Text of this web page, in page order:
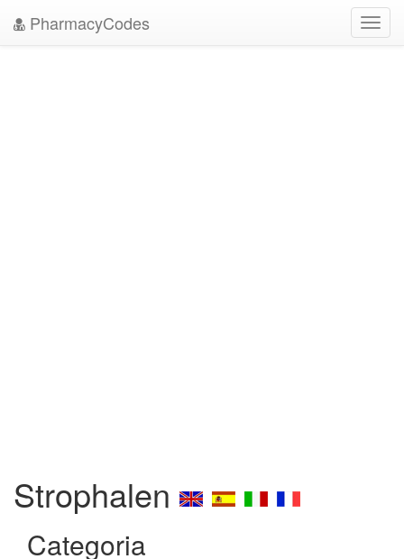
PharmacyCodes
Strophalen
Categoria